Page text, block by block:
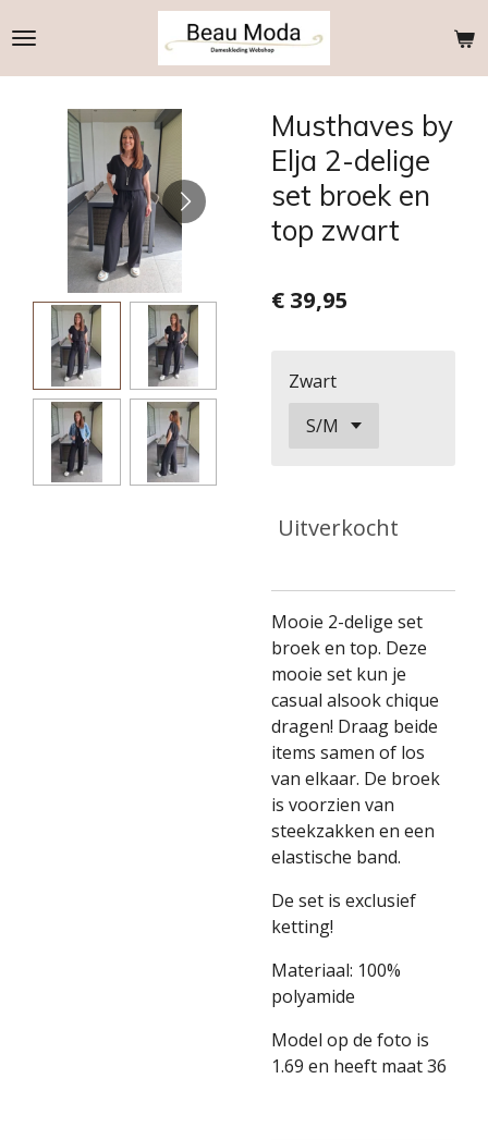
direct
naar
hoofdinhoud
Musthaves by
Elja 2-delige
set broek en
top zwart
€ 39,95
Zwart
Uitverkocht
Mooie 2-delige set
broek en top. Deze
mooie set kun je
casual alsook chique
dragen! Draag beide
items samen of los
van elkaar. De broek
is voorzien van
steekzakken en een
elastische band.
De set is exclusief
ketting!
Materiaal: 100%
polyamide
Model op de foto is
1.69 en heeft maat 36